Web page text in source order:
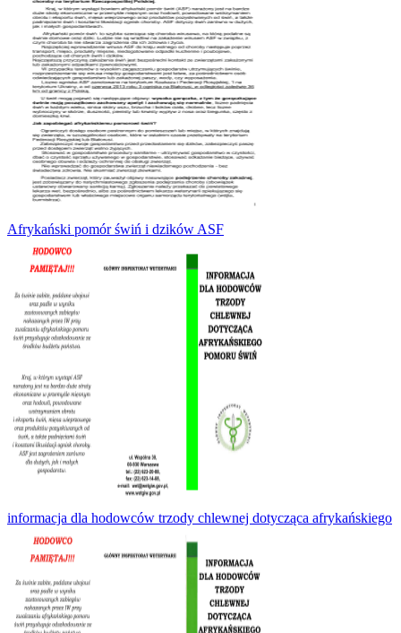
Afrykański pomór świń i dzików ASF
informacja dla hodowców trzody chlewnej dotycząca afrykańskiego